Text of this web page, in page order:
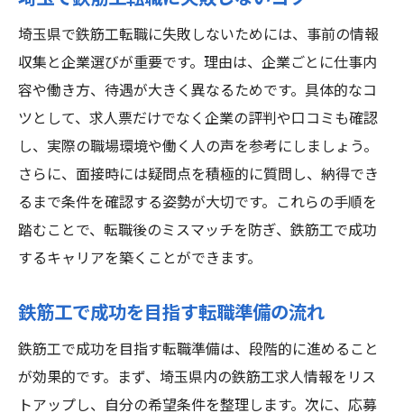
埼玉県で鉄筋工転職に失敗しないためには、事前の情報
収集と企業選びが重要です。理由は、企業ごとに仕事内
容や働き方、待遇が大きく異なるためです。具体的なコ
ツとして、求人票だけでなく企業の評判や口コミも確認
し、実際の職場環境や働く人の声を参考にしましょう。
さらに、面接時には疑問点を積極的に質問し、納得でき
るまで条件を確認する姿勢が大切です。これらの手順を
踏むことで、転職後のミスマッチを防ぎ、鉄筋工で成功
するキャリアを築くことができます。
鉄筋工で成功を目指す転職準備の流れ
鉄筋工で成功を目指す転職準備は、段階的に進めること
が効果的です。まず、埼玉県内の鉄筋工求人情報をリス
トアップし、自分の希望条件を整理します。次に、応募